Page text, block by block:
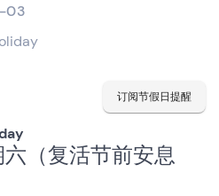
03
订阅节假日提醒
（复活节前安息